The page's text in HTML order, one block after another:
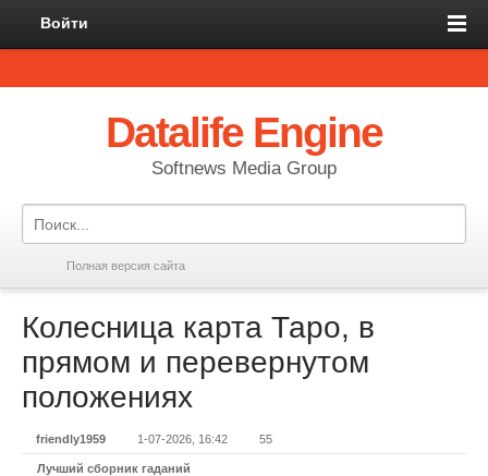
Войти
Datalife Engine
Softnews Media Group
Полная версия сайта
Колесница карта Таро, в
прямом и перевернутом
положениях
friendly1959 1-07-2026, 16:42 55
Лучший сборник гаданий